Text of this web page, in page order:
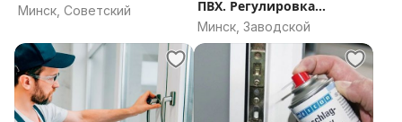
Минск, Советский
ПВХ. Регулировка
фурнитуры.
Минск, Заводской